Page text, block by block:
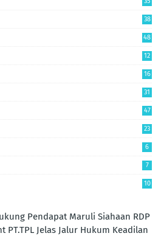
38
48
12
16
31
47
23
6
7
10
Pendapat Maruli Siahaan RDP
PT.TPL Jelas Jalur Hukum Keadilan